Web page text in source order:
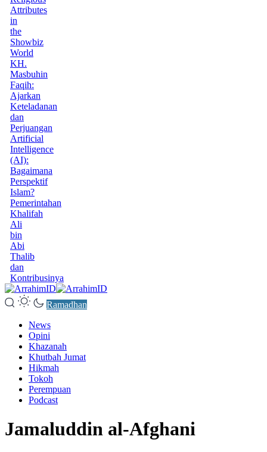
Attributes
in
the
Showbiz
World
KH.
Masbuhin
Faqih:
Ajarkan
Keteladanan
dan
Perjuangan
Artificial
Intelligence
(AI):
Bagaimana
Perspektif
Islam?
Pemerintahan
Khalifah
Ali
bin
Abi
Thalib
dan
Kontribusinya
Ramadhan
News
Opini
Khazanah
Khutbah Jumat
Hikmah
Tokoh
Perempuan
Podcast
Jamaluddin al-Afghani